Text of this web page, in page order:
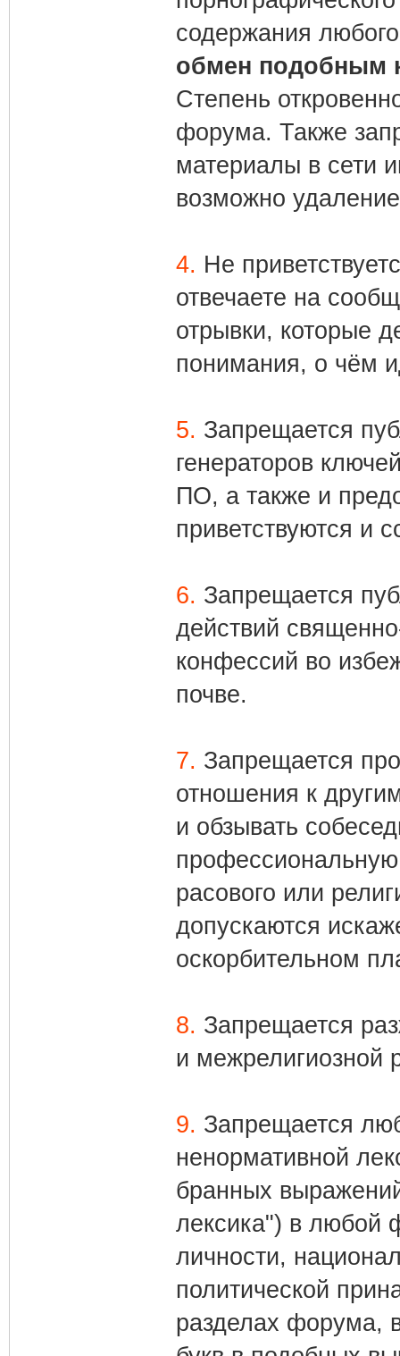
содержания
обмен подобным
Степень
форума. Также
материалы в сети
возможно
4. Не
отвечаете на
отрывки, которые
понимания, о чём
5. Запрещается
генераторов
ПО, а также и
приветствуются и
6. Запрещается
действий
конфессий во
почве.
7. Запрещается
отношения к
и обзывать
расового или
допускаются
оскорбительном
8. Запрещается
и межрелигиозной
9. Запрещается
ненормативной
бранных
лексика") в любой
личности,
политической
разделах форума,